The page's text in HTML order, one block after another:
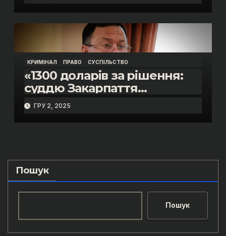
КРИМІНАЛ ПРАВО СУСПІЛЬСТВО
«1300 доларів за рішення:
суддю Закарпаття
затримано на гарячому»
ГРУ 2, 2025
Пошук
Пошук